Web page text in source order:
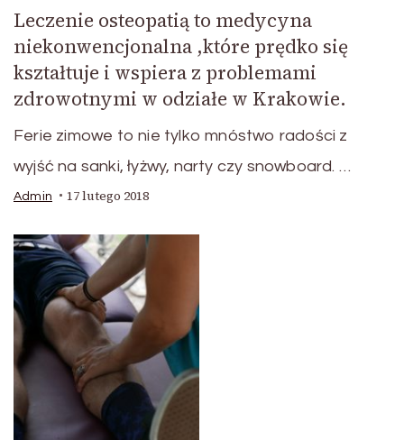
Leczenie osteopatią to medycyna
niekonwencjonalna ,które prędko się
kształtuje i wspiera z problemami
zdrowotnymi w odziałe w Krakowie.
Ferie zimowe to nie tylko mnóstwo radości z
wyjść na sanki, łyżwy, narty czy snowboard. …
Admin 17 lutego 2018